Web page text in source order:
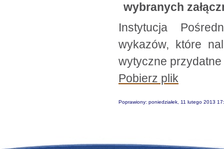
wybranych
Instytucja
wykazów, które
wytyczne
Pobierz plik
Poprawiony: poniedziałek, 11 lutego 2013